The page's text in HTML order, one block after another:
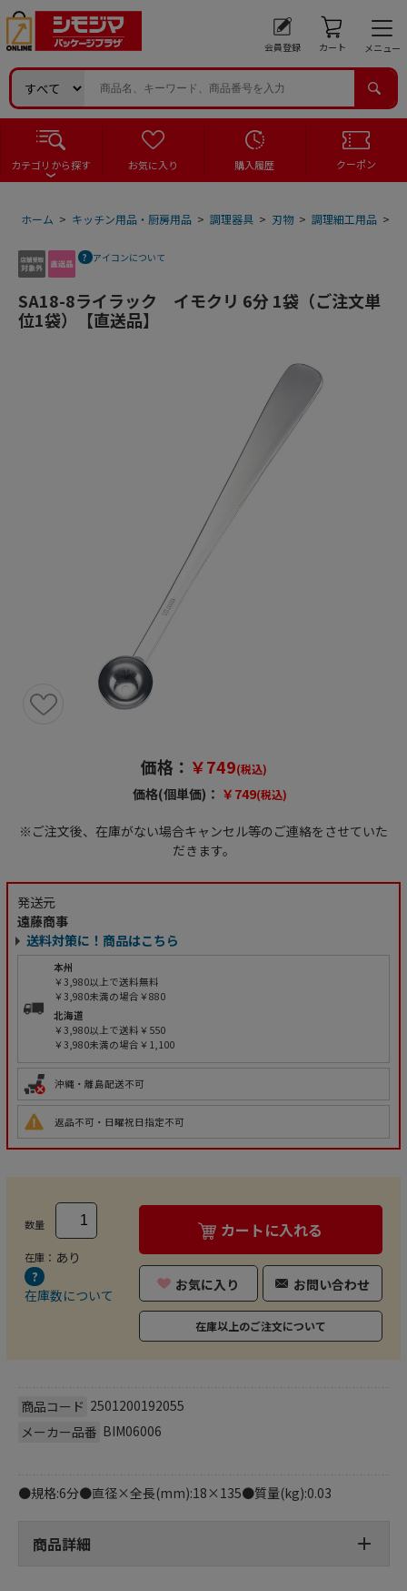
会員登録 カート メニュー
カテゴリから探す お気に入り 購入履歴 クーポン
ホーム > キッチン用品・厨房用品 > 調理器具 > 刃物 > 調理細工用品 >
アイコンについて
SA18-8ライラック イモクリ 6分 1袋（ご注文単
位1袋）【直送品】
価格： ￥749(税込)
価格(個単価)： ￥749(税込)
※ご注文後、在庫がない場合キャンセル等のご連絡をさせていた
だきます。
発送元
遠藤商事
送料対策に！商品はこちら
本州
￥3,980以上で送料無料
￥3,980未満の場合￥880
北海道
￥3,980以上で送料￥550
￥3,980未満の場合￥1,100
沖縄・離島配送不可
返品不可・日曜祝日指定不可
数量
在庫： あり
在庫数について
カートに入れる
お気に入り お問い合わせ
在庫以上のご注文について
商品コード 2501200192055
メーカー品番 BIM06006
●規格:6分●直径×全長(mm):18×135●質量(kg):0.03
商品詳細